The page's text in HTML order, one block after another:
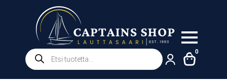
Products
search
0